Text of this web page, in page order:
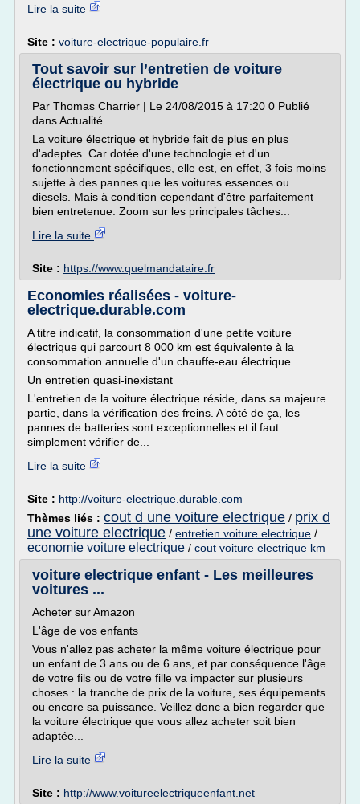
Lire la suite
Site : voiture-electrique-populaire.fr
Tout savoir sur l’entretien de voiture
électrique ou hybride
Par Thomas Charrier | Le 24/08/2015 à 17:20 0 Publié
dans Actualité
La voiture électrique et hybride fait de plus en plus
d'adeptes. Car dotée d'une technologie et d'un
fonctionnement spécifiques, elle est, en effet, 3 fois moins
sujette à des pannes que les voitures essences ou
diesels. Mais à condition cependant d'être parfaitement
bien entretenue. Zoom sur les principales tâches...
Lire la suite
Site : https://www.quelmandataire.fr
Economies réalisées - voiture-
electrique.durable.com
A titre indicatif, la consommation d'une petite voiture
électrique qui parcourt 8 000 km est équivalente à la
consommation annuelle d'un chauffe-eau électrique.
Un entretien quasi-inexistant
L'entretien de la voiture électrique réside, dans sa majeure
partie, dans la vérification des freins. A côté de ça, les
pannes de batteries sont exceptionnelles et il faut
simplement vérifier de...
Lire la suite
Site : http://voiture-electrique.durable.com
Thèmes liés : cout d une voiture electrique / prix d
une voiture electrique / entretien voiture electrique /
economie voiture electrique / cout voiture electrique km
voiture electrique enfant - Les meilleures
voitures ...
Acheter sur Amazon
L'âge de vos enfants
Vous n'allez pas acheter la même voiture électrique pour
un enfant de 3 ans ou de 6 ans, et par conséquence l'âge
de votre fils ou de votre fille va impacter sur plusieurs
choses : la tranche de prix de la voiture, ses équipements
ou encore sa puissance. Veillez donc a bien regarder que
la voiture électrique que vous allez acheter soit bien
adaptée...
Lire la suite
Site : http://www.voitureelectriqueenfant.net